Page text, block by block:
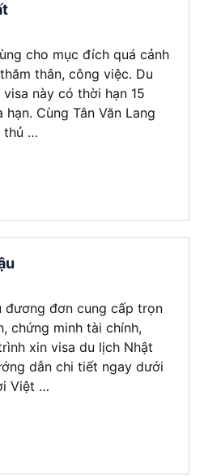
cho mục đích quá cảnh
thân, công việc. Du
này có thời hạn 15
Cùng Tân Văn Lang
thủ …
đương đơn cung cấp trọn
chứng minh tài chính,
xin visa du lịch Nhật
dẫn chi tiết ngay dưới
Việt …